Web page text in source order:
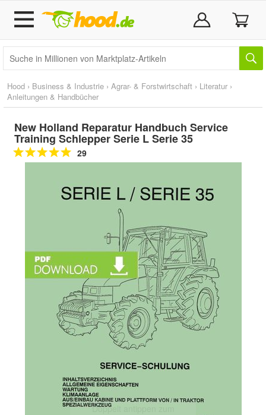
Hood › Business & Industrie › Agrar- & Forstwirtschaft › Literatur ›
Anleitungen & Handbücher
New Holland Reparatur Handbuch Service
Training Schlepper Serie L Serie 35
29
Doppelt antippen zum